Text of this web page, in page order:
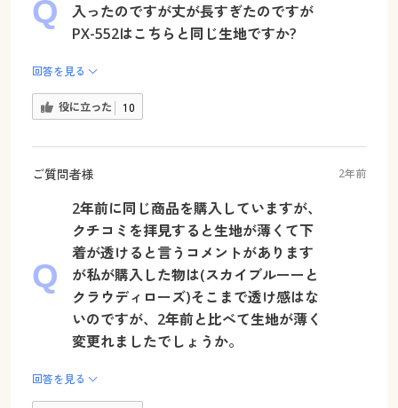
入ったのですが丈が長すぎたのですが
PX-552はこちらと同じ生地ですか?
回答を見る
役に立った 10
ご質問者様 2年前
2年前に同じ商品を購入していますが、
クチコミを拝見すると生地が薄くて下
着が透けると言うコメントがあります
が私が購入した物は(スカイブルーーと
クラウディローズ)そこまで透け感はな
いのですが、2年前と比べて生地が薄く
変更れましたでしょうか。
回答を見る